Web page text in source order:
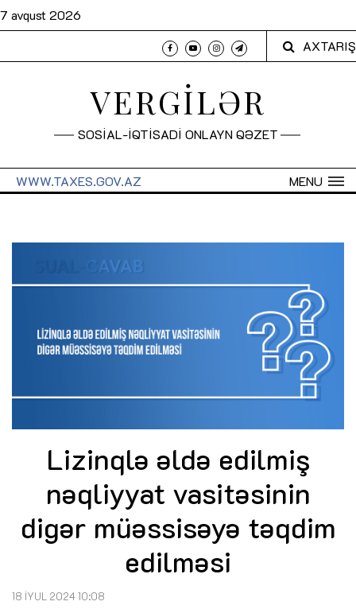
7 avqust 2026
AXTARIŞ
VERGİLƏR
SOSİAL-İQTİSADİ ONLAYN QƏZET
MENU
WWW.TAXES.GOV.AZ
Lizinqlə əldə edilmiş
nəqliyyat vasitəsinin
digər müəssisəyə təqdim
edilməsi
18 İYUL 2024 10:08